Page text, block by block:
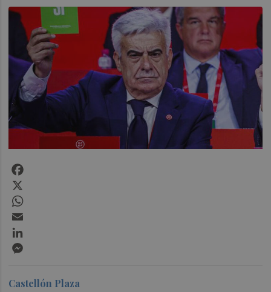
Castellón Plaza